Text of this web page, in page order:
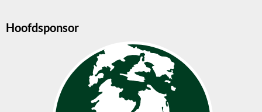
Hoofdsponsor